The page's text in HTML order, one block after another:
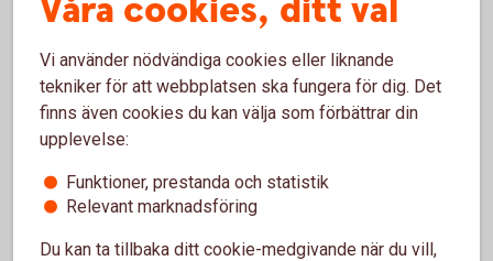
Kom igång med det nya kortet
Aktivera dittkort
Vi använder nödvändiga cookies eller liknande
tekniker för att webbplatsen ska fungera för dig. Det
finns även cookies du kan välja som förbättrar din
upplevelse:
Funktioner, prestanda och statistik
Relevant marknadsföring
Du kan ta tillbaka ditt cookie-medgivande när du vill,